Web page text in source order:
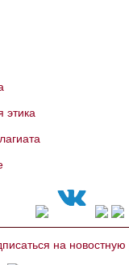
этика
на новостную